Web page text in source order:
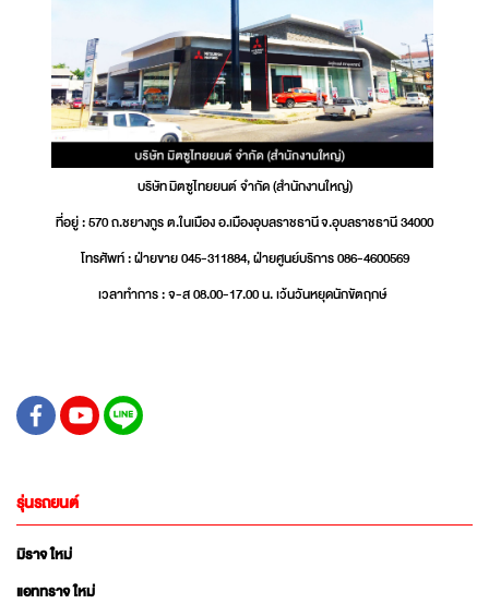
บริษัท มิตซูไทยยนต์ จำกัด (สำนักงานใหญ่)
ที่อยู่ : 570 ถ.ชยางกูร ต.ในเมือง อ.เมืองอุบลราชธานี จ.อุบลราชธานี 34000
โทรศัพท์ : ฝ่ายขาย 045-311884, ฝ่ายศูนย์บริการ 086-4600569
เวลาทำการ : จ-ส 08.00-17.00 น. เว้นวันหยุดนักขัตฤกษ์
รุ่นรถยนต์
มิราจ ใหม่
แอททราจ ใหม่